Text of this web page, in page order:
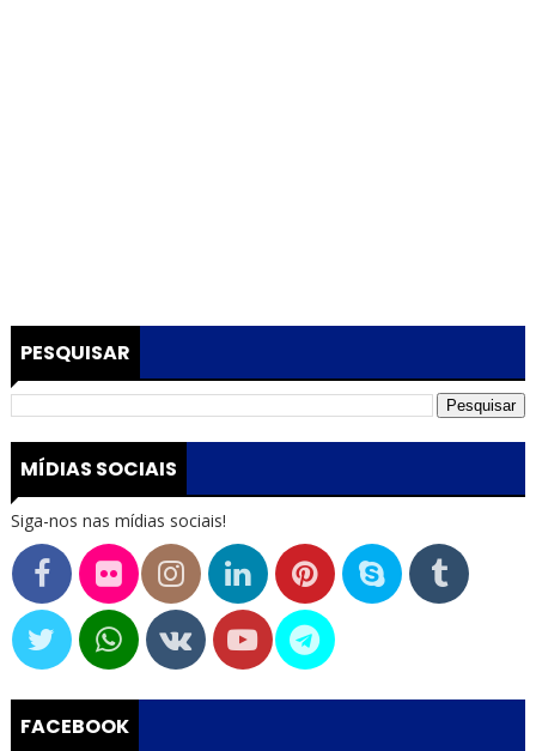
PESQUISAR
MÍDIAS SOCIAIS
Siga-nos nas mídias sociais!
FACEBOOK